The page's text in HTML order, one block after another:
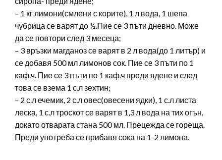
– 1 кг лимони(смлени с корите), 1 л вода, 1 шепа
чубрица се варят до ½.Пие се 3 пъти дневно. Може
да се повтори след 3 месеца;
– 3 връзки магданоз се варят в 2 л вода(до 1 литър) и
се добавя 500 мл лимонов сок. Пие се 3 пъти по 1
каф.ч. Пие се 3 пъти по 1 каф.ч преди ядене и след
това се взема 1 с.л зехтин;
– 2 с.л ечемик, 2 с.л овес(овесени ядки), 1 с.л листа
леска, 1 с.л троскот се варят в 1,3 л вода на тих огън,
докато отварата стана 500 мл. Прецежда се гореща.
Преди употреба се прибавя сока на 1-2 лимона.